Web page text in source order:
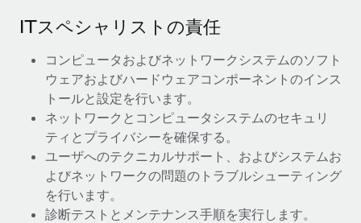
デバイス管理
ITデバイスを世界規模で提供・管理
法人設立
法令順守した法人をスピーディに設立
移住・転勤
従業員の異動をスムーズに
福利厚生
従業員の福利厚生を簡単に管理
契約社員管理
税務
ブログを読む
ブログ
ITスペシャリストの責任
コンピュータおよびネットワークシステムのソフト
ウェアおよびハードウェアコンポーネントのインス
トールと設定を行います。
ネットワークとコンピュータシステムのセキュリ
ティとプライバシーを確保する。
ユーザへのテクニカルサポート、およびシステムお
よびネットワークの問題のトラブルシューティング
を行います。
診断テストとメンテナンス手順を実行します。